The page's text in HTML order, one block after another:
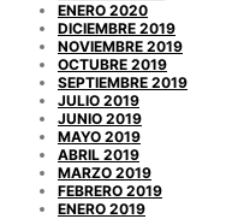
ENERO 2020
DICIEMBRE 2019
NOVIEMBRE 2019
OCTUBRE 2019
SEPTIEMBRE 2019
JULIO 2019
JUNIO 2019
MAYO 2019
ABRIL 2019
MARZO 2019
FEBRERO 2019
ENERO 2019